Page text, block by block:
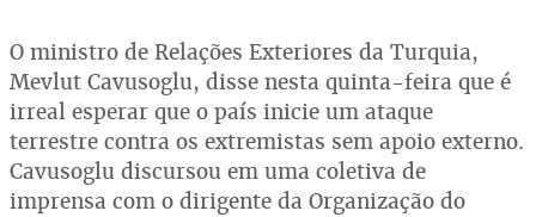
O ministro de Relações Exteriores da Turquia,
Mevlut Cavusoglu, disse nesta quinta-feira que é
irreal esperar que o país inicie um ataque
terrestre contra os extremistas sem apoio externo.
Cavusoglu discursou em uma coletiva de
imprensa com o dirigente da Organização do